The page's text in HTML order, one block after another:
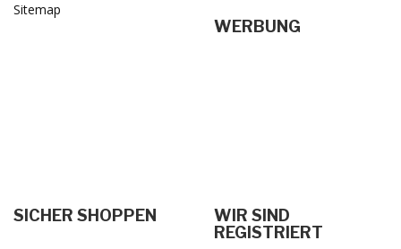
Sitemap
WERBUNG
SICHER SHOPPEN
WIR SIND
REGISTRIERT